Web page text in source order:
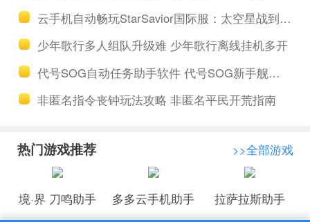
喜欢
云手机自动畅玩StarSavior国际服：太空星战到底值不值得入坑
少年歌行多人组队升级难 少年歌行离线挂机多开
代号SOG自动任务助手软件 代号SOG新手舰船上阵攻略
非匿名指令丧钟玩法攻略 非匿名平民开荒指南
热门游戏推荐 >>全部游戏
境·界 刀鸣助手 多多云手机助手 拉萨拉斯助手